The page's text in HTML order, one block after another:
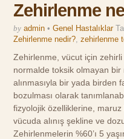
Zehirlenme
by admin • Genel Hastalıklar
Zehirlenme nedir?,zehirlenme
Zehirlenme, vücut için
normalde toksik olmayan
alınmasıyla bir yada birden
bozulması olarak
fizyolojik özelliklerine, maruz
vücuda alınış şekline ve
Zehirlenmelerin %60’ı 5